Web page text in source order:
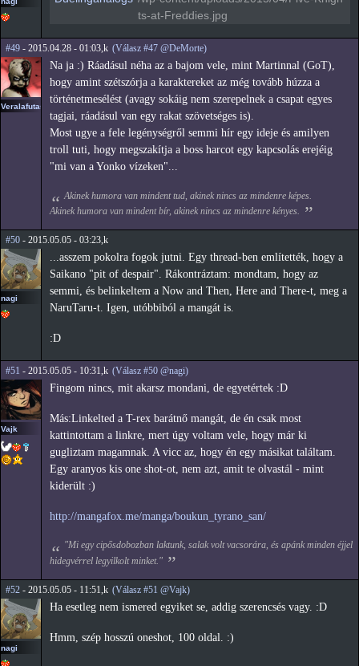
ts-at-Freddies.jpg
#49 - 2015.04.28 - 01:03,k (Válasz #47 @DeMorte)
Veralafutas
Na ja :) Ráadásul néha az a bajom vele, mint Martinnal (GoT),
hogy amint szétszórja a karaktereket az még tovább húzza a
történetmesélést (avagy sokáig nem szerepelnek a csapat egyes
tagjai, ráadásul van egy rakat szövetséges is).
Most ugye a fele legénységről semmi hír egy ideje és amilyen
troll tuti, hogy megszakítja a boss harcot egy kapcsolás erejéig
"mi van a Yonko vízeken"...
Akinek humora van mindent tud, akinek nincs az mindenre képes.
Akinek humora van mindent bír, akinek nincs az mindenre kényes.
#50 - 2015.05.05 - 03:23,k
nagi
...asszem pokolra fogok jutni. Egy thread-ben említették, hogy a
Saikano "pit of despair". Rákontráztam: mondtam, hogy az
semmi, és belinkeltem a Now and Then, Here and There-t, meg a
NaruTaru-t. Igen, utóbbiból a mangát is.
:D
#51 - 2015.05.05 - 10:31,k (Válasz #50 @nagi)
Vajk
Fingom nincs, mit akarsz mondani, de egyetértek :D
Más:Linkelted a T-rex barátnő mangát, de én csak most
kattintottam a linkre, mert úgy voltam vele, hogy már ki
gugliztam magamnak. A vicc az, hogy én egy másikat találtam.
Egy aranyos kis one shot-ot, nem azt, amit te olvastál - mint
kiderült :)
http://mangafox.me/manga/boukun_tyrano_san/
"Mi egy cipősdobozban laktunk, salak volt vacsorára, és apánk minden éjjel
hidegvérrel legyilkolt minket."
#52 - 2015.05.05 - 11:51,k (Válasz #51 @Vajk)
nagi
Ha esetleg nem ismered egyiket se, addig szerencsés vagy. :D
Hmm, szép hosszú oneshot, 100 oldal. :)